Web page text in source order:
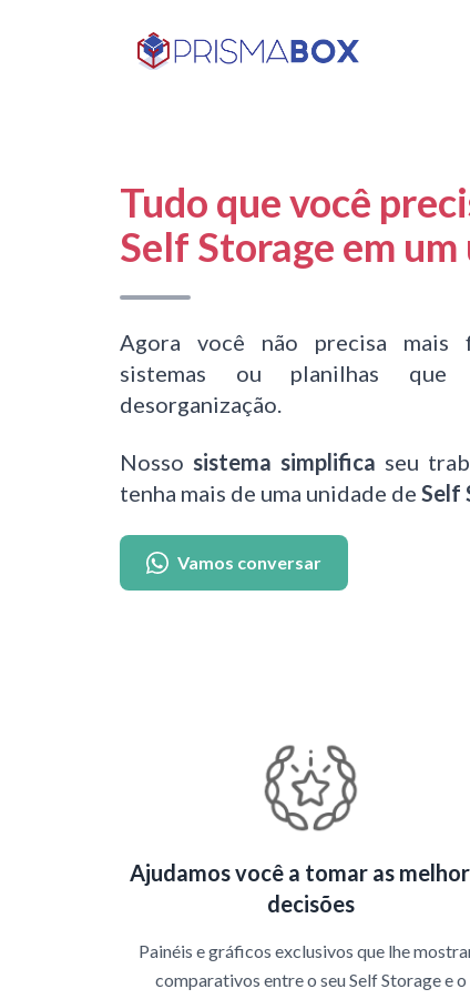
Tudo que você
Self Storage em
Agora você não precisa mais
sistemas ou planilhas que
desorganização.
Nosso sistema simplifica seu
tenha mais de uma unidade de Self
Vamos conversar
Ajudamos você a tomar as
decisões
Painéis e gráficos exclusivos que lhe
comparativos entre o seu Self Storage e o